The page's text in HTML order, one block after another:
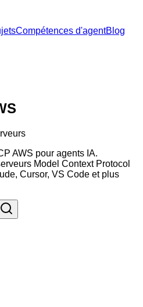
Compétences d'agentBlog
AWS pour agents IA.
Model Context Protocol
Cursor, VS Code et plus